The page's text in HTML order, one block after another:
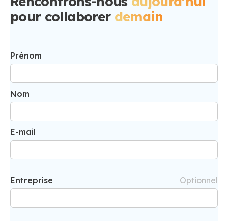
pour collaborer demain
Prénom
Nom
E-mail
Entreprise Optionnel